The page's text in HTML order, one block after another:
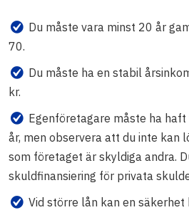
Du måste vara minst 20 år
70.
Du måste ha en stabil
kr.
Egenföretagare måste ha
år, men observera att du inte kan
som företaget är skyldiga andra.
skuldfinansiering för privata
Vid större lån kan en